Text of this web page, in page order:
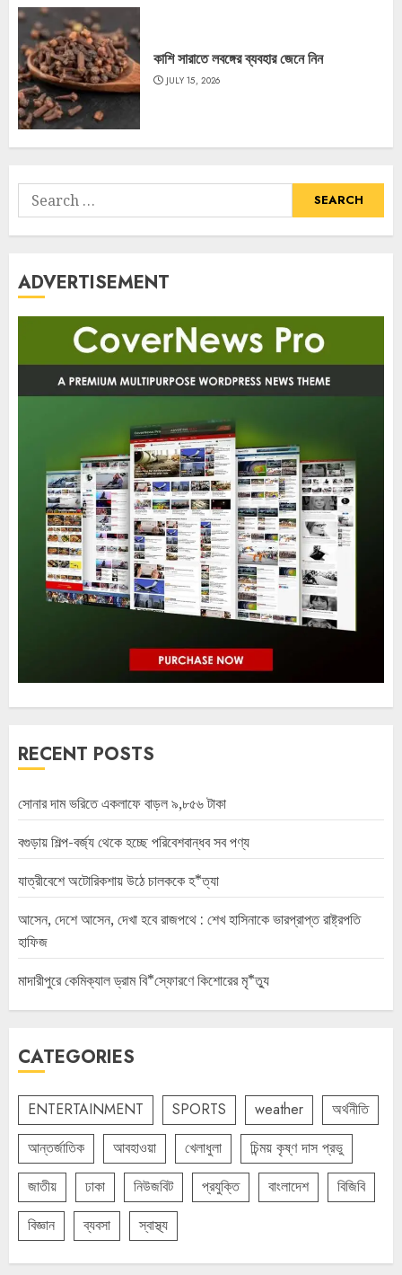
কাশি সারাতে লবঙ্গের ব্যবহার জেনে নিন
JULY 15, 2026
Search
for:
ADVERTISEMENT
RECENT POSTS
সোনার দাম ভরিতে একলাফে বাড়ল ৯,৮৫৬ টাকা
বগুড়ায় শিল্প-বর্জ্য থেকে হচ্ছে পরিবেশবান্ধব সব পণ্য
যাত্রীবেশে অটোরিকশায় উঠে চালককে হ*ত্যা
আসেন, দেশে আসেন, দেখা হবে রাজপথে : শেখ হাসিনাকে ভারপ্রাপ্ত রাষ্ট্রপতি
হাফিজ
মাদারীপুরে কেমিক্যাল ড্রাম বি*স্ফোরণে কিশোরের মৃ*ত্যু
CATEGORIES
ENTERTAINMENT SPORTS weather
অর্থনীতি
আন্তর্জাতিক
আবহাওয়া খেলাধুলা
চিন্ময় কৃষ্ণ দাস প্রভু
জাতীয়
ঢাকা নিউজবিট প্রযুক্তি বাংলাদেশ
বিজিবি
বিজ্ঞান
ব্যবসা স্বাস্থ্য